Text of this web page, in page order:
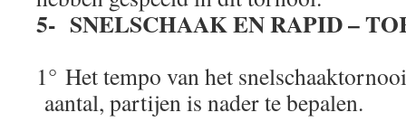
5- SNELSCHAAK EN RAPID –
1° Het tempo van het
aantal, partijen is nader te bepalen.